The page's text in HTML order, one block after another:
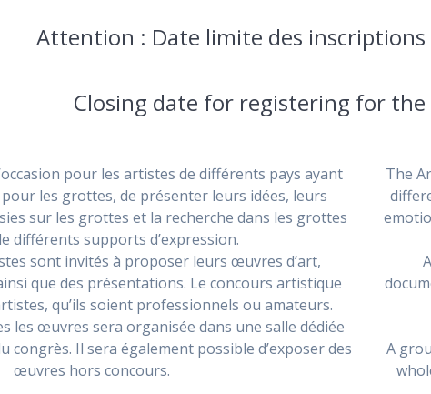
Attention : Date limite des inscriptions
Closing date for registering for
pour les artistes de différents pays ayant
les grottes, de présenter leurs idées, leurs
sur les grottes et la recherche dans les grottes
différents supports d’expression.
sont invités à proposer leurs œuvres d’art,
que des présentations. Le concours artistique
qu’ils soient professionnels ou amateurs.
les œuvres sera organisée dans une salle dédiée
congrès. Il sera également possible d’exposer des
œuvres hors concours.
The
A